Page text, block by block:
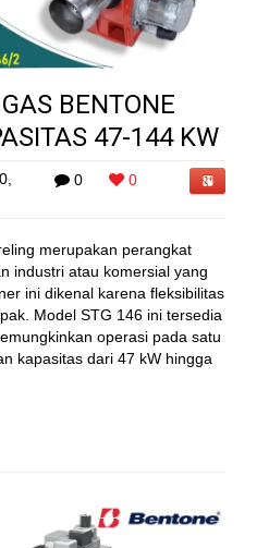
BENTONE
47-144 KW
0 0
merupakan perangkat
industri atau komersial yang
ini dikenal karena fleksibilitas
Model STG 146 ini tersedia
operasi pada satu
kapasitas dari 47 kW hingga